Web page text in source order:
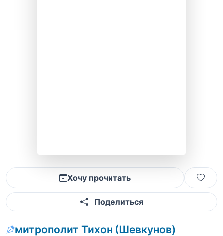
Хочу прочитать
Поделиться
митрополит Тихон (Шевкунов)